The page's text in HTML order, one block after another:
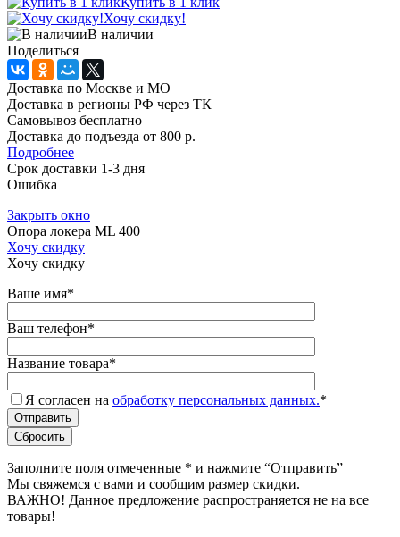
Хочу скидку!
В наличии
Поделиться
Доставка по Москве и МО
Доставка в регионы РФ через ТК
Самовывоз бесплатно
Доставка до подъезда от 800 р.
Подробнее
Срок доставки 1-3 дня
Ошибка
Закрыть окно
Опора локера ML 400
Хочу скидку
Хочу скидку
Ваше имя*
Ваш телефон*
Название товара*
Я согласен на обработку персональных данных.*
Заполните поля отмеченные * и нажмите “Отправить”
Мы свяжемся с вами и сообщим размер скидки.
ВАЖНО! Данное предложение распространяется не на все
товары!